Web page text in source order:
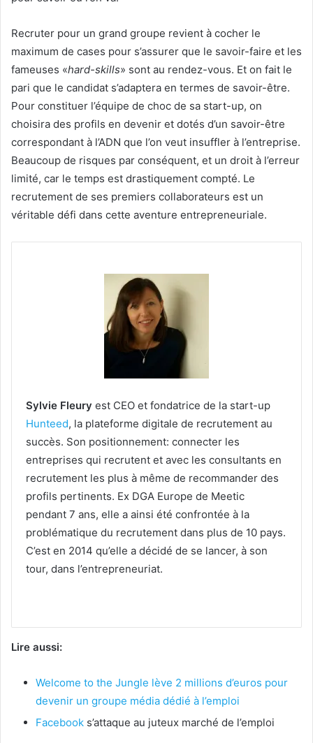
Recruter pour un grand groupe revient à cocher le
maximum de cases pour s’assurer que le savoir-faire et les
fameuses «hard-skills» sont au rendez-vous. Et on fait le
pari que le candidat s’adaptera en termes de savoir-être.
Pour constituer l’équipe de choc de sa start-up, on
choisira des profils en devenir et dotés d’un savoir-être
correspondant à l’ADN que l’on veut insuffler à l’entreprise.
Beaucoup de risques par conséquent, et un droit à l’erreur
limité, car le temps est drastiquement compté. Le
recrutement de ses premiers collaborateurs est un
véritable défi dans cette aventure entrepreneuriale.
Sylvie Fleury est CEO et fondatrice de la start-up
Hunteed, la plateforme digitale de recrutement au
succès. Son positionnement: connecter les
entreprises qui recrutent et avec les consultants en
recrutement les plus à même de recommander des
profils pertinents. Ex DGA Europe de Meetic
pendant 7 ans, elle a ainsi été confrontée à la
problématique du recrutement dans plus de 10 pays.
C’est en 2014 qu’elle a décidé de se lancer, à son
tour, dans l’entrepreneuriat.
Lire aussi:
Welcome to the Jungle lève 2 millions d’euros pour
devenir un groupe média dédié à l’emploi
Facebook s’attaque au juteux marché de l’emploi